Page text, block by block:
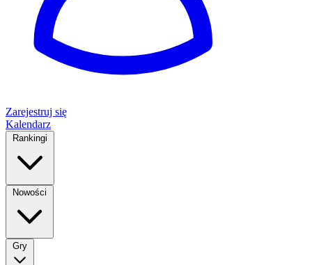
Zarejestruj się
Kalendarz
Rankingi
Nowości
Gry